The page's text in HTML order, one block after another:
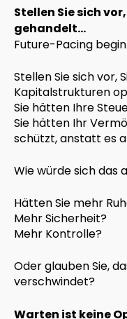
Stellen Sie sich
gehandelt…
Future-Pacing
Stellen Sie sich vor,
Kapitalstrukturen
Sie hätten Ihre
Sie hätten Ihr
schützt, anstatt es
Wie würde sich das
Hätten Sie mehr
Mehr Sicherheit?
Mehr Kontrolle?
Oder glauben Sie,
verschwindet?
Warten ist keine